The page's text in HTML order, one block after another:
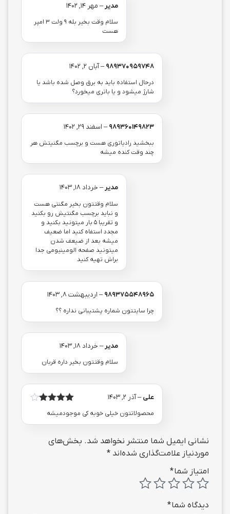
مدیر– مهر 14, 1402
سلام وقت بخیر بله 9 ولت 3 امپر
هست
989370959748
–آبان 2, 1402
درحال استفاده باید به برق وصل شده باشد یا
شارژ میشود و یا باتری میخورد؟
989360149823
– اسفند 29, 1402
ببخشید رادیاتوری هست و برچسب مگنیتش هر
چند وقت کنده میشه
مدیر– خرداد 18, 1403
سلام وقتتون بخیر مگنتی هست
و نباید برچسب مگنتیش رو بکنید
و تقریبا 5 بار میتونید بکنید و
مجدد استفاه کنید اما ضعیف
میشه بعد از ضیعف شدن
میتونید صفحه الومینیومی جدا
براش تهیه کنید
989375548965
– اردیبهشت 8, 1403
چرا سایتتون شماره پشتیبانی نداره ؟؟
مدیر– خرداد 18, 1403
سلام وقتتون بخیر داره قربان
4
از 5
علی–آذر 2, 1403
محصولاتتون خیلی خوبه کی موجودمیشه
نشانی ایمیل شما منتشر نخواهد شد. بخش‌های
موردنیاز علامت‌گذاری شده‌اند *
امتیاز شما*
دیدگاه شما*